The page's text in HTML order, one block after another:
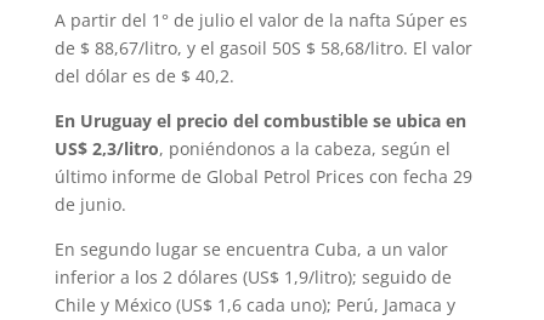
A partir del 1° de julio el valor de la nafta Súper es
de $ 88,67/litro, y el gasoil 50S $ 58,68/litro. El valor
del dólar es de $ 40,2.
En Uruguay el precio del combustible se ubica en
US$ 2,3/litro, poniéndonos a la cabeza, según el
último informe de Global Petrol Prices con fecha 29
de junio.
En segundo lugar se encuentra Cuba, a un valor
inferior a los 2 dólares (US$ 1,9/litro); seguido de
Chile y México (US$ 1,6 cada uno); Perú, Jamaca y